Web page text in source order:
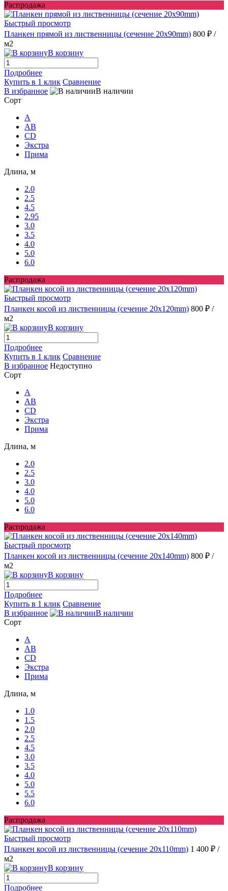
Распродажа
Быстрый просмотр
Планкен прямой из лиственницы (сечение 20х90mm) 800 ₽ /
м2
В корзину
Подробнее
Купить в 1 клик Сравнение
В избранное
В наличии
Сорт
A
AB
CD
Экстра
Прима
Длина, м
2.0
2.5
4.5
2.95
3.0
3.5
4.0
5.0
6.0
Распродажа
Быстрый просмотр
Планкен косой из лиственницы (сечение 20х120mm) 800 ₽ /
м2
В корзину
Подробнее
Купить в 1 клик Сравнение
В избранное Недоступно
Сорт
A
AB
CD
Экстра
Прима
Длина, м
2.0
2.5
3.0
4.0
5.0
6.0
Распродажа
Быстрый просмотр
Планкен косой из лиственницы (сечение 20х140mm) 800 ₽ /
м2
В корзину
Подробнее
Купить в 1 клик Сравнение
В избранное
В наличии
Сорт
A
AB
CD
Экстра
Прима
Длина, м
1.0
1.5
2.0
2.5
4.5
3.0
3.5
4.0
5.0
5.5
6.0
Распродажа
Быстрый просмотр
Планкен косой из лиственницы (сечение 20х110mm) 1 400 ₽ /
м2
В корзину
Подробнее